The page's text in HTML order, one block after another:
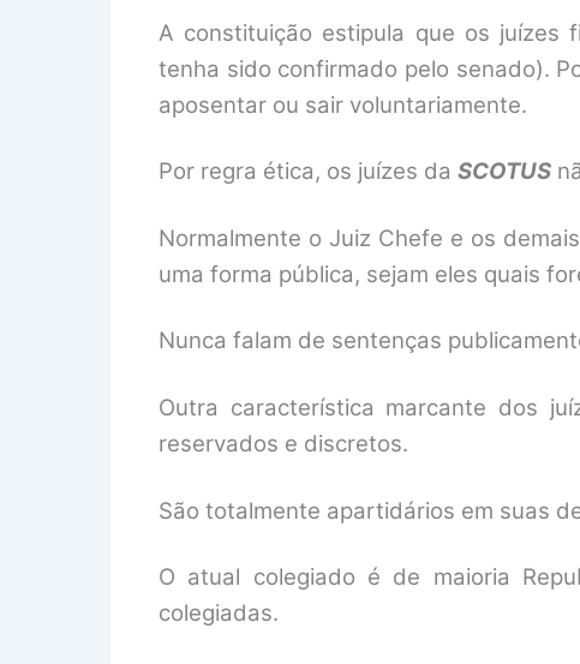
A constituição estipula que os juízes
tenha sido confirmado pelo senado).
aposentar ou sair voluntariamente.
Por regra ética, os juízes da SCOTUS
Normalmente o Juiz Chefe e os
uma forma pública, sejam eles quais
Nunca falam de sentenças
Outra característica marcante dos
reservados e discretos.
São totalmente apartidários em suas
O atual colegiado é de maioria
colegiadas.